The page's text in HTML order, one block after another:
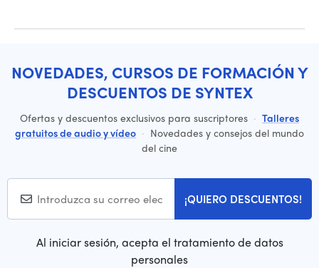
NOVEDADES, CURSOS DE FORMACIÓN Y
DESCUENTOS DE SYNTEX
Ofertas y descuentos exclusivos para suscriptores · Talleres
gratuitos de audio y vídeo · Novedades y consejos del mundo
del cine
¡QUIERO DESCUENTOS!
Al iniciar sesión, acepta el tratamiento de datos
personales